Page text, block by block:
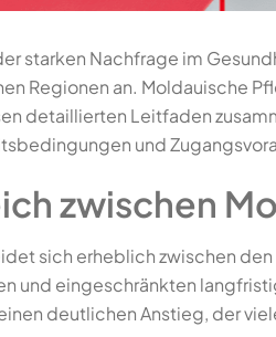
starken Nachfrage im
Regionen an. Moldauische
detaillierten Leitfaden
und
zwischen
sich erheblich zwischen
und eingeschränkten
deutlichen Anstieg, der